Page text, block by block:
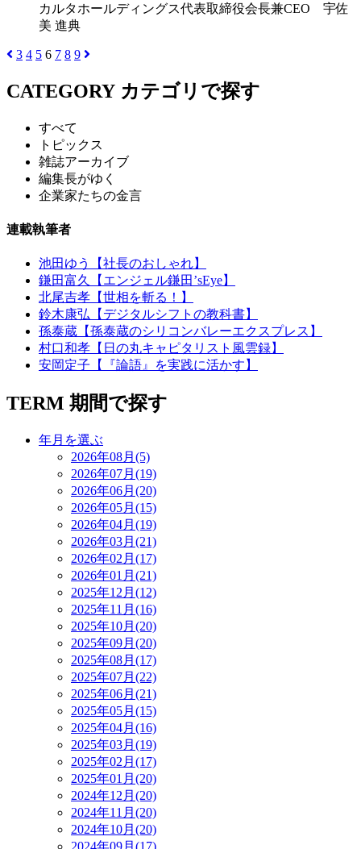
カルタホールディングス代表取締役会長兼CEO 宇佐
美 進典
3 4 5 6 7 8 9
CATEGORY カテゴリで探す
すべて
トピックス
雑誌アーカイブ
編集長がゆく
企業家たちの金言
連載執筆者
池田ゆう【社長のおしゃれ】
鎌田富久【エンジェル鎌田’sEye】
北尾吉孝【世相を斬る！】
鈴木康弘【デジタルシフトの教科書】
孫泰蔵【孫泰蔵のシリコンバレーエクスプレス】
村口和孝【日の丸キャピタリスト風雲録】
安岡定子【『論語』を実践に活かす】
TERM 期間で探す
年月を選ぶ
2026年08月(5)
2026年07月(19)
2026年06月(20)
2026年05月(15)
2026年04月(19)
2026年03月(21)
2026年02月(17)
2026年01月(21)
2025年12月(12)
2025年11月(16)
2025年10月(20)
2025年09月(20)
2025年08月(17)
2025年07月(22)
2025年06月(21)
2025年05月(15)
2025年04月(16)
2025年03月(19)
2025年02月(17)
2025年01月(20)
2024年12月(20)
2024年11月(20)
2024年10月(20)
2024年09月(17)